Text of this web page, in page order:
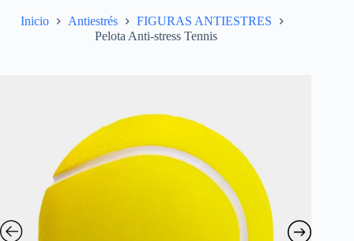
Inicio Antiestrés
FIGURAS ANTIESTRES
Pelota Anti-stress Tennis